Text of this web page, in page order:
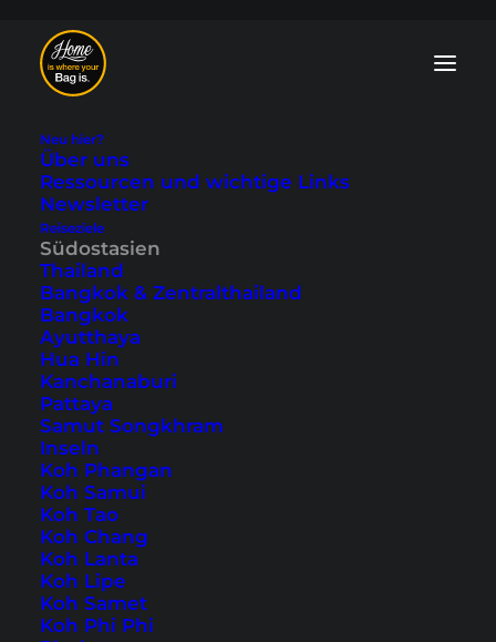
Neu hier?
Über uns
Ressourcen und wichtige Links
Newsletter
Reiseziele
Südostasien
Thailand
Bangkok & Zentralthailand
Bangkok
Ayutthaya
Hua Hin
Kanchanaburi
Pattaya
Samut Songkhram
Inseln
Koh Phangan
Koh Samui
Koh Tao
Koh Chang
Koh Lanta
Koh Lipe
Koh Samet
Koh Phi Phi
Ho Chi Minh City
Video: Saigon in 3
Zuletzt aktualisiert: 26. Juli 2024
Reisevideos
In unserem neuesten
Vietnam – genauer gesagt nach Ho Chi Minh